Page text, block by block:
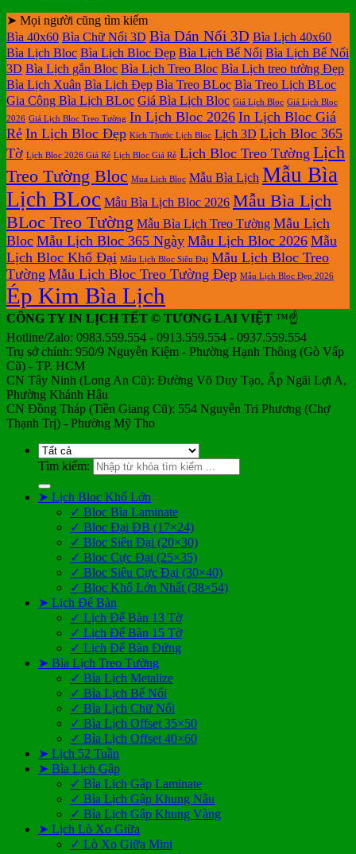
➤ Mọi người cũng tìm kiếm
Bìa 40x60 Bìa Chữ Nổi 3D Bìa Dán Nổi 3D Bìa Lịch 40x60
Bìa Lịch Bloc Bìa Lịch Bloc Đẹp Bìa Lịch Bế Nổi Bìa Lịch Bế Nổi
3D Bìa Lịch gắn Bloc Bìa Lịch Treo Bloc Bìa Lịch treo tường Đẹp
Bìa Lịch Xuân Bìa Lịch Đẹp Bìa Treo BLoc Bìa Treo Lịch BLoc
Gia Công Bìa Lịch BLoc Giá Bìa Lịch Bloc Giá Lịch Bloc Giá Lịch Bloc
2026 Giá Lịch Bloc Treo Tường In Lịch Bloc 2026 In Lịch Bloc Giá
Rẻ In Lịch Bloc Đẹp Kích Thước Lịch Bloc Lịch 3D Lịch Bloc 365
Tờ Lịch Bloc 2026 Giá Rẻ Lịch Bloc Giá Rẻ Lịch Bloc Treo Tường Lịch
Treo Tường Bloc Mua Lich Bloc Mẫu Bìa Lịch Mẫu Bìa
Lịch BLoc Mẫu Bìa Lịch Bloc 2026 Mẫu Bìa Lịch
BLoc Treo Tường Mẫu Bìa Lịch Treo Tường Mẫu Lịch
Bloc Mẫu Lịch Bloc 365 Ngày Mẫu Lịch Bloc 2026 Mẫu
Lịch Bloc Khổ Đại Mẫu Lịch Bloc Siêu Đại Mẫu Lịch Bloc Treo
Tường Mẫu Lịch Bloc Treo Tường Đẹp Mẫu Lịch Bloc Đẹp 2026
Ép Kim Bìa Lịch
CÔNG TY IN LỊCH TẾT © TƯƠNG LAI VIỆT ™☝️
Hotline/Zalo: 0983.559.554 - 0913.559.554 - 0937.559.554
Trụ sở chính: 950/9 Nguyễn Kiệm - Phường Hạnh Thông (Gò Vấp
Cũ) - TP. HCM
CN Tây Ninh (Long An Cũ): Đường Võ Duy Tạo, Ấp Ngãi Lợi A,
Phường Khánh Hậu
CN Đồng Tháp (Tiền Giang Cũ): 554 Nguyễn Tri Phương (Chợ
Thạnh Trị) - Phường Mỹ Tho
Tìm kiếm:
➤ Lịch Bloc Khổ Lớn
✓ Bloc Bìa Laminate
✓ Bloc Đại ĐB (17×24)
✓ Bloc Siêu Đại (20×30)
✓ Bloc Cực Đại (25×35)
✓ Bloc Siêu Cực Đại (30×40)
✓ Bloc Khổ Lớn Nhất (38×54)
➤ Lịch Để Bàn
✓ Lịch Để Bàn 13 Tờ
✓ Lịch Để Bàn 15 Tờ
✓ Lịch Để Bàn Đứng
➤ Bìa Lịch Treo Tường
✓ Bìa Lịch Metalize
✓ Bìa Lịch Bế Nổi
✓ Bìa Lịch Chữ Nổi
✓ Bìa Lịch Offset 35×50
✓ Bìa Lịch Offset 40×60
➤ Lịch 52 Tuần
➤ Bìa Lịch Gập
✓ Bìa Lịch Gập Laminate
✓ Bìa Lịch Gập Khung Nâu
✓ Bìa Lịch Gập Khung Vàng
➤ Lịch Lò Xo Giữa
✓ Lò Xo Giữa Mini